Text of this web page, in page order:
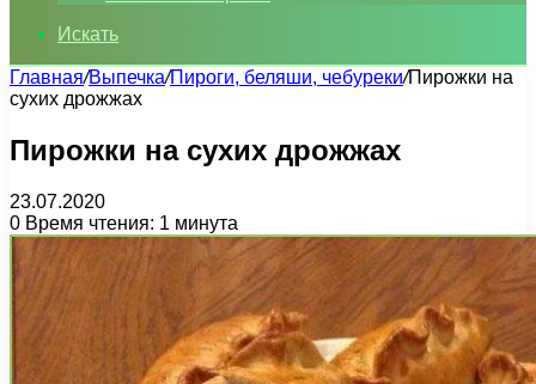
Искать
Главная/Выпечка/Пироги, беляши, чебуреки/Пирожки на
сухих дрожжах
Пирожки на сухих дрожжах
23.07.2020
0 Время чтения: 1 минута